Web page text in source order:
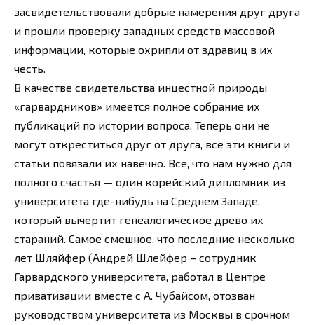
засвидетельствовали добрые намерения друг друга
и прошли проверку западных средств массовой
информации, которые охрипли от здравиц в их
честь.
В качестве свидетельства инцестной природы
«гарвардников» имеется полное собрание их
публикаций по истории вопроса. Теперь они не
могут откреститься друг от друга, все эти книги и
статьи повязали их навечно. Все, что нам нужно для
полного счастья — один корейский дипломник из
университета где-нибудь на Среднем Западе,
который вычертит генеалогическое древо их
стараний. Самое смешное, что последние несколько
лет Шляйфер (Андрей Шлейфер – сотрудник
Гарвардского университета, работал в Центре
приватизации вместе с А. Чубайсом, отозван
руководством университета из Москвы в срочном